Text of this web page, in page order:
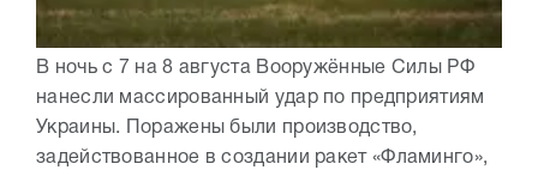
В ночь с 7 на 8 августа Вооружённые Силы РФ
нанесли массированный удар по предприятиям
Украины. Поражены были производство,
задействованное в создании ракет «Фламинго»,